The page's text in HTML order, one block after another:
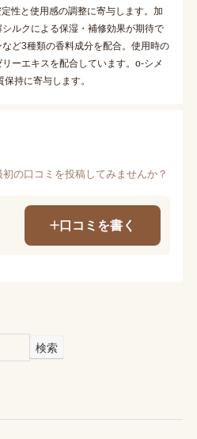
性と使用感の調整に寄与します。加
ルクによる保湿・補修効果が期待で
ど3種類の香料成分を配合。使用時の
ーエキスを配合しています。o-シメ
持に寄与します。
の口コミを投稿してみませんか？
口コミを書く
検索